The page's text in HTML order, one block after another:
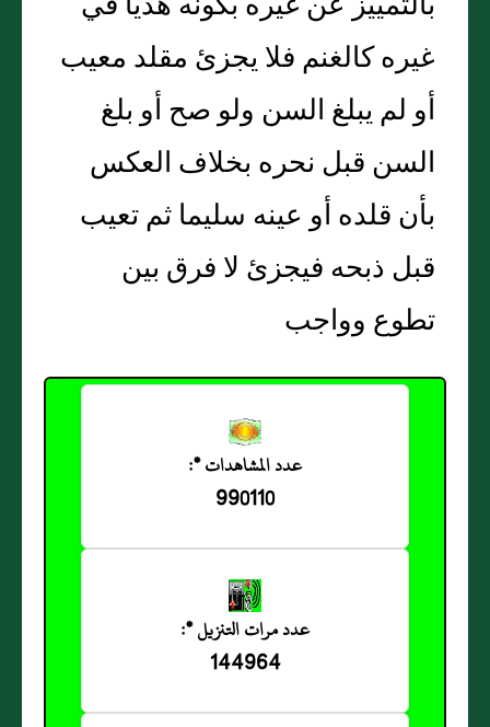
غيره كالغنم فلا يجزئ مقلد معيب
أو لم يبلغ السن ولو صح أو بلغ
السن قبل نحره بخلاف العكس
بأن قلده أو عينه سليما ثم تعيب
قبل ذبحه فيجزئ لا فرق بين
تطوع وواجب
عدد المشاهدات *:
990110
عدد مرات التنزيل *:
144964